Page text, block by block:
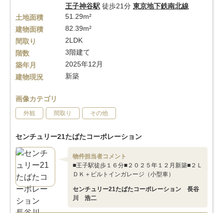
王子神谷駅 徒歩21分 東京地下鉄南北線
土地面積
51.29m²
建物面積
82.39m²
間取り
2LDK
階数
3階建て
築年月
2025年12月
建物現況
新築
画像カテゴリ
外観 間取り その他
センチュリー21たばたコーポレーション
物件担当者コメント
■王子駅徒歩１６分■２０２５年１２月新築■２Ｌ
ＤＫ＋ビルトインガレージ（小型車）
センチュリー21たばたコーポレーション 長谷
川 浩二